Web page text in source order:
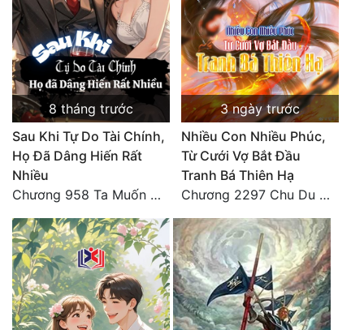
Võng Du
Xuyên Không
Xuyên Nhanh
Xuyên Sách
Xuyên Thư
Điền Văn
Đô Thị
Đông Phương
Đông Phương Huyền Huyễn
Đồng Nhân
8 tháng trước
Sau Khi Tự Do Tài Chính,
Họ Đã Dâng Hiến Rất
Nhiều
Chương 958 Ta Muốn Cùng Các Cô Vĩnh Viễn Ở Bên Nhau (2) Hết
3 ngày trước
Nhiều Con Nhiều Phúc,
Từ Cưới Vợ Bắt Đầu
Tranh Bá Thiên Hạ
Chương 2297 Chu Du Du mang thai